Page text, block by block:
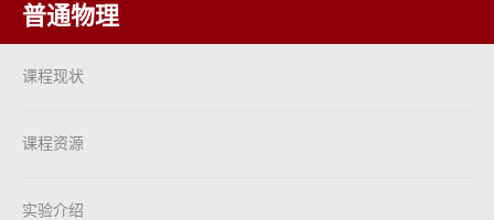
普通物理
课程现状
课程资源
实验介绍